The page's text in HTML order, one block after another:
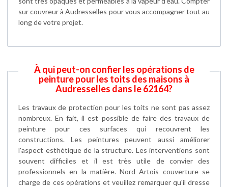
sur couvreur à Audresselles pour vous accompagner tout au
long de votre projet.
À qui peut-on confier les opérations de
peinture pour les toits des maisons à
Audresselles dans le 62164?
Les travaux de protection pour les toits ne sont pas assez
nombreux. En fait, il est possible de faire des travaux de
peinture pour ces surfaces qui recouvrent les
constructions. Les peintures peuvent aussi améliorer
l'aspect esthétique de la structure. Les interventions sont
souvent difficiles et il est très utile de convier des
professionnels en la matière. Nord Artois couverture se
charge de ces opérations et veuillez remarquer qu'il dresse